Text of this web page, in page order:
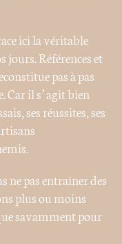
ici la véritable
jours. Références et
pas à pas
Car il s’agit bien
ses réussites, ses
ne pas entraîner des
plus ou moins
savamment pour